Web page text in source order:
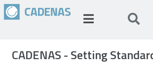
CADENAS - Setting